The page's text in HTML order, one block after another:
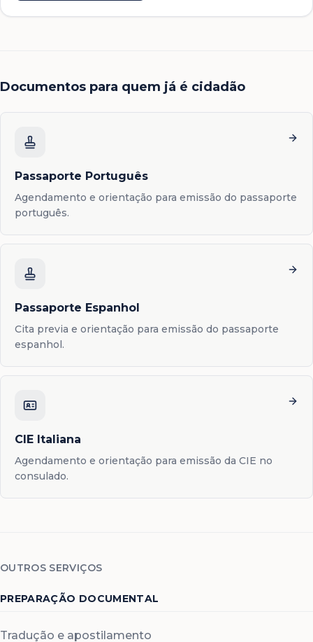
Documentos para quem já é cidadão
Passaporte Português
Agendamento e orientação para emissão do passaporte
português.
Passaporte Espanhol
Cita previa e orientação para emissão do passaporte
espanhol.
CIE Italiana
Agendamento e orientação para emissão da CIE no
consulado.
OUTROS SERVIÇOS
PREPARAÇÃO DOCUMENTAL
Tradução e apostilamento